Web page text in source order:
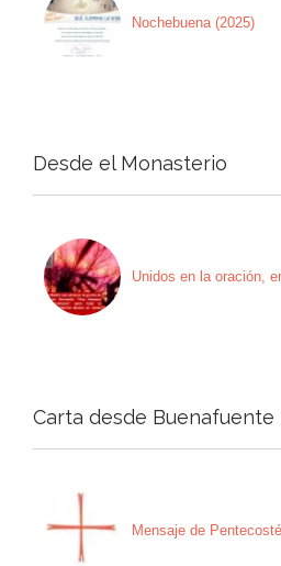
Nochebuena (2025)
Desde el Monasterio
Unidos en la oración,
Carta desde Buenafuente
Mensaje de